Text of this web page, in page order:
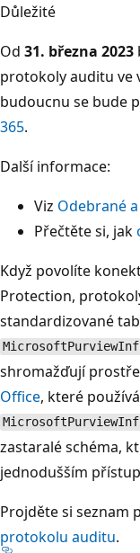
Důležité
Od 31. března 2023
protokoly auditu ve
budoucnu se bude
365.
Další informace:
Viz Odebrané
Přečtěte si, jak
Když povolíte
Protection,
standardizované
shromažďují
Office, které
zastaralé schéma,
jednodušším
Projděte si seznam
protokolu auditu.